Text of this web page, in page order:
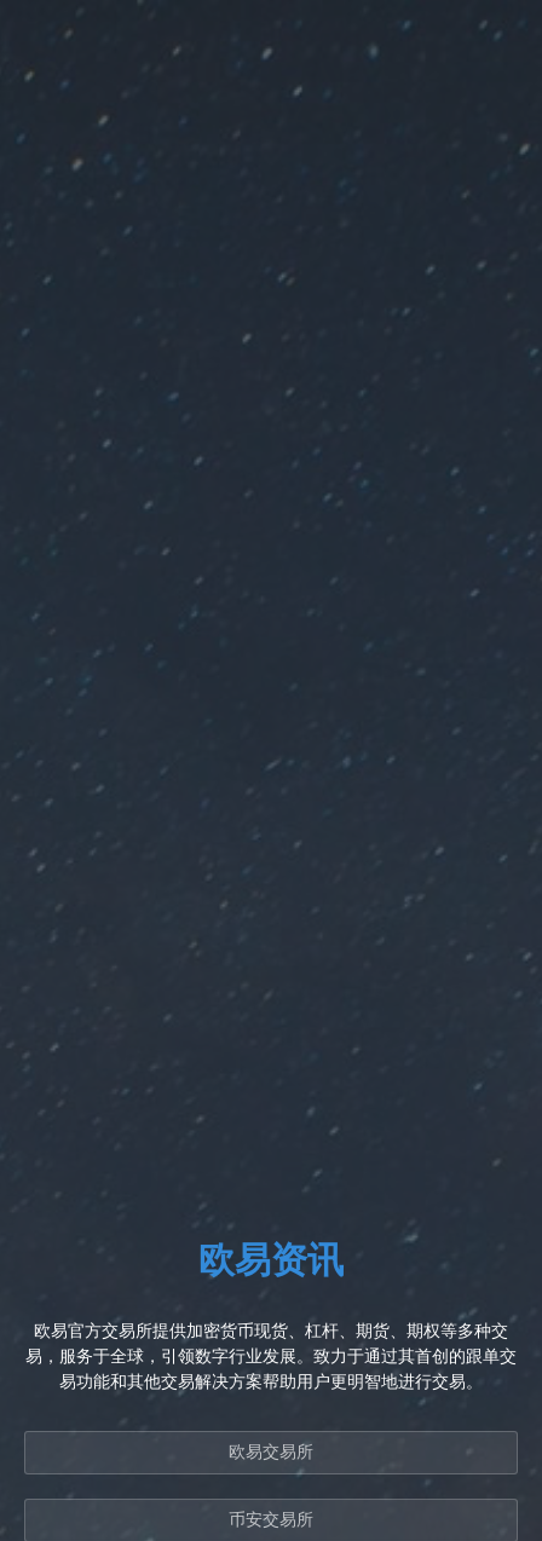
欧易资讯
欧易官方交易所提供加密货币现货、杠杆、期货、期权等多种交
易，服务于全球，引领数字行业发展。致力于通过其首创的跟单交
易功能和其他交易解决方案帮助用户更明智地进行交易。
欧易交易所
币安交易所